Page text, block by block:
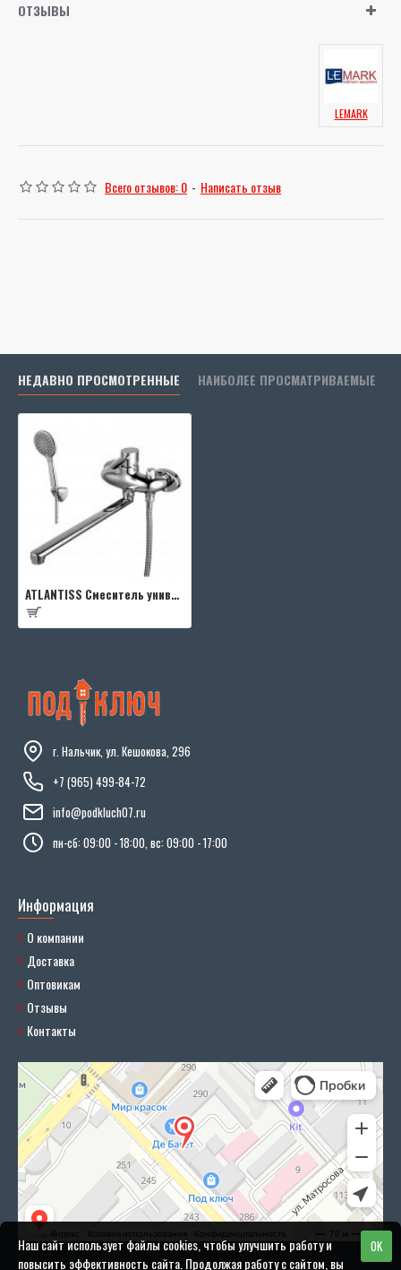
ОТЗЫВЫ
LEMARK
Всего отзывов: 0 - Написать отзыв
НЕДАВНО ПРОСМОТРЕННЫЕ НАИБОЛЕЕ ПРОСМАТРИВАЕМЫЕ
ATLANTISS Смеситель универсальный с плоск. изливом 350мм, боковой дивертор с керамич. пластинам, с а
г. Нальчик, ул. Кешокова, 296
+7 (965) 499-84-72
info@podkluch07.ru
пн-сб: 09:00 - 18:00, вс: 09:00 - 17:00
Информация
О компании
Доставка
Оптовикам
Отзывы
Контакты
OK
Наш сайт использует файлы cookies, чтобы улучшить работу и
повысить эффективность сайта. Продолжая работу с сайтом, вы